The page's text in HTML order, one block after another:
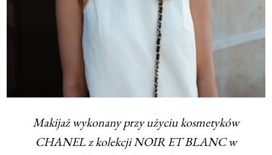
Makijaż wykonany przy użyciu kosmetyków
CHANEL z kolekcji NOIR ET BLANC w